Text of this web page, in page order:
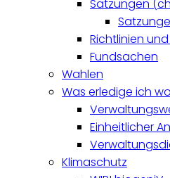
Satzungen
Richtlinien
Fundsachen
Wahlen
Was erledige ich
Einheitlicher
Klimaschutz